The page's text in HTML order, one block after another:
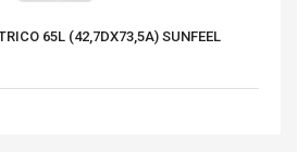
65L (42,7DX73,5A) SUNFEEL